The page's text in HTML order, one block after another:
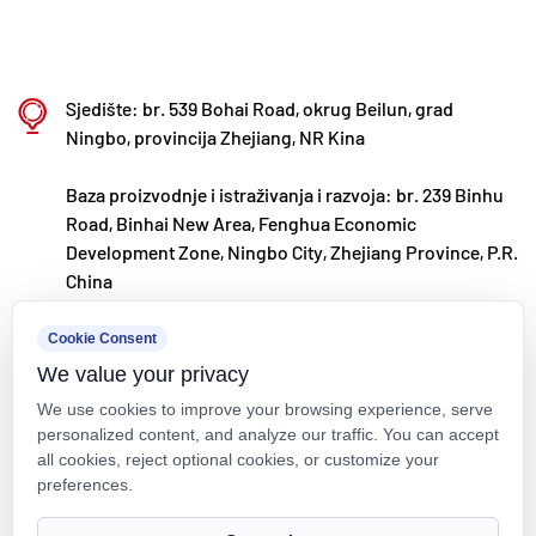
"Made in China".
Ningbo • Fenghua baza za istraživanje i razvoj i
proizvodnju
S ukupnim ulaganjem od 200 milijuna RMB, Kaixin
Ultra-Pure Pipe Technology (Ningbo) Co., Ltd.
uspostavio je novi laboratorij za materijale u
suradnji sa sveučilištima i istraživačkim
institutima, izgradio modernu proizvodnu bazu i
instalirao 8 potpuno automatiziranih proizvodnih
linija za modificiranu plastiku i 8 za polimerne
materijale. Postrojenje je posvećeno istraživanju i
Sjedište: br. 539 Bohai Road, okrug Beilun, grad
Ningbo, provincija Zhejiang, NR Kina
Baza proizvodnje i istraživanja i razvoja: br. 239 Binhu
Road, Binhai New Area, Fenghua Economic
Development Zone, Ningbo City, Zhejiang Province, P.R.
China
kxpv@kxpv.com
+86-18067123177
Cookie Consent
We value your privacy
We use cookies to improve your browsing experience, serve
personalized content, and analyze our traffic. You can accept
all cookies, reject optional cookies, or customize your
preferences.